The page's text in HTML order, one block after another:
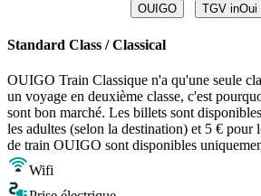
OUIGO TGV inOui
Standard Class / Classical
OUIGO Train Classique n'a qu'une seule
un voyage en deuxième classe, c'est
sont bon marché. Les billets sont
les adultes (selon la destination) et 5 € pour
de train OUIGO sont disponibles
Wifi